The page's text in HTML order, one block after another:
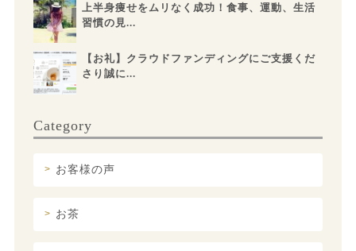
上半身痩せをムリなく成功！食事、運動、生活
習慣の見...
【お礼】クラウドファンディングにご支援くだ
さり誠に...
Category
お客様の声
お茶